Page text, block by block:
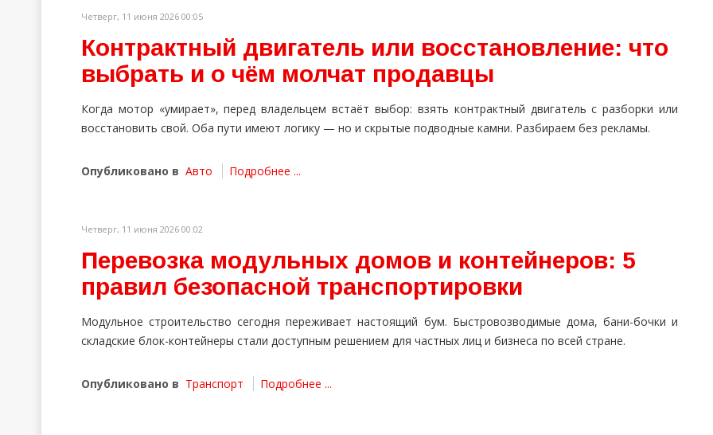
Четверг, 11 июня 2026 00:05
Контрактный двигатель или восстановление: что
выбрать и о чём молчат продавцы
Когда мотор «умирает», перед владельцем встаёт выбор: взять контрактный двигатель с разборки или
восстановить свой. Оба пути имеют логику — но и скрытые подводные камни. Разбираем без рекламы.
Опубликовано в Авто Подробнее ...
Четверг, 11 июня 2026 00:02
Перевозка модульных домов и контейнеров: 5
правил безопасной транспортировки
Модульное строительство сегодня переживает настоящий бум. Быстровозводимые дома, бани-бочки и
складские блок-контейнеры стали доступным решением для частных лиц и бизнеса по всей стране.
Опубликовано в Транспорт Подробнее ...